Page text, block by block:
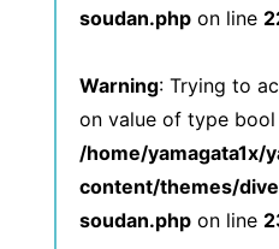
soudan.php on line
Warning: Trying to
on value of type bool
/home/yamagata1x/
content/themes/
soudan.php on line